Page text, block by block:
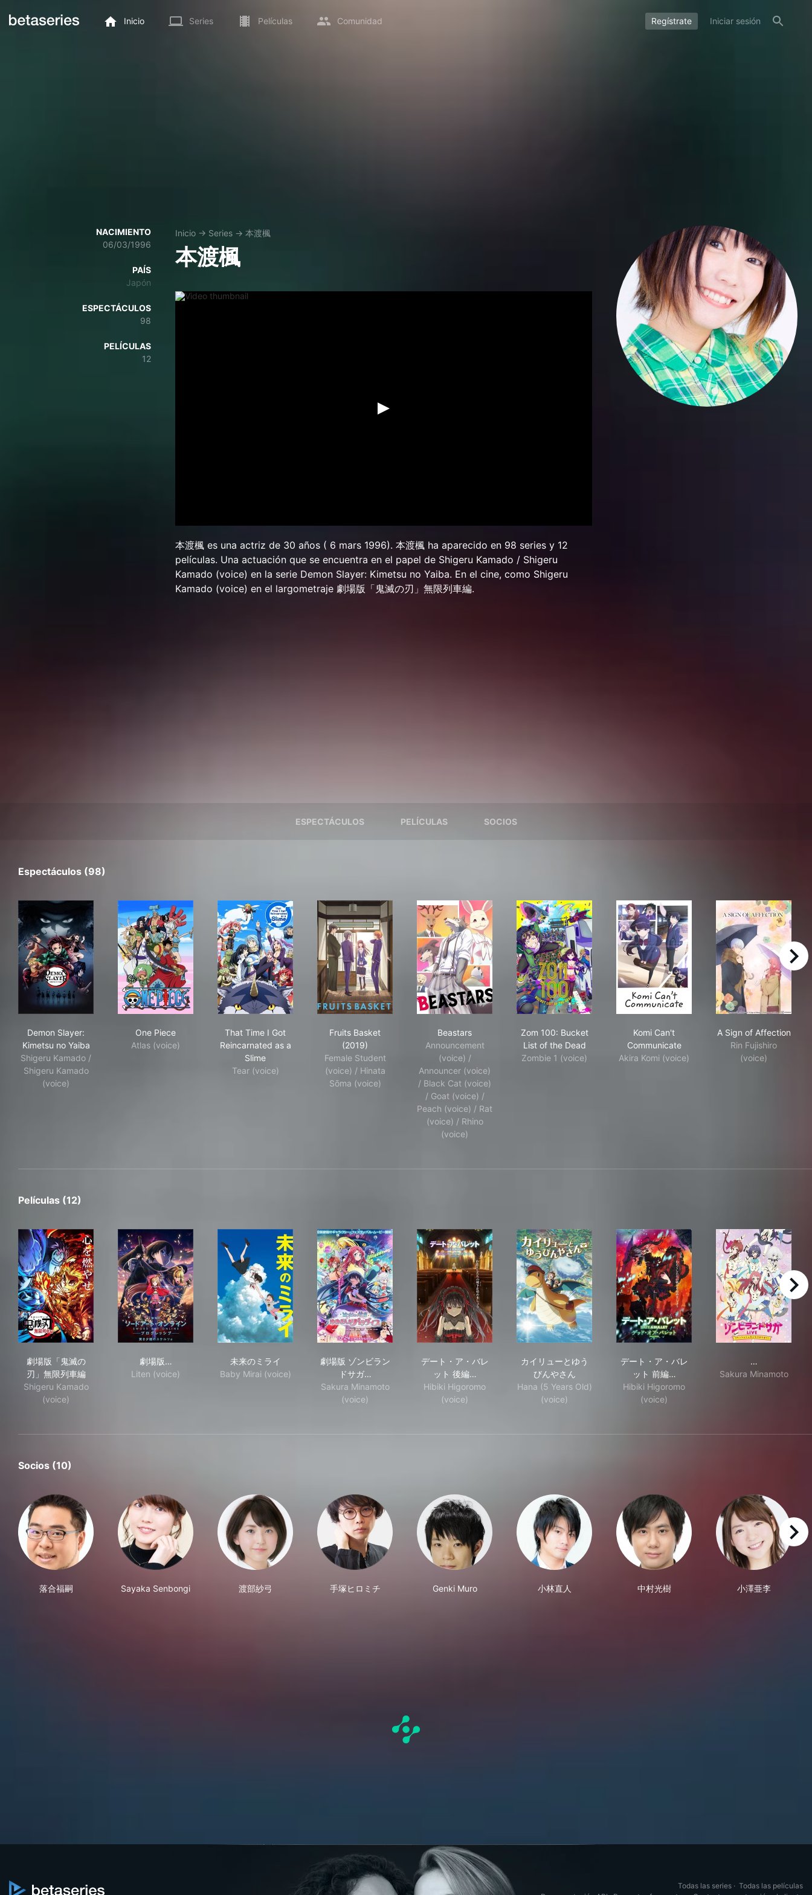
Inicio Series Películas Comunidad Regístrate Iniciar sesión
NACIMIENTO
06/03/1996
PAÍS
Japón
ESPECTÁCULOS
98
PELÍCULAS
12
Inicio → Series → 本渡楓
本渡楓
本渡楓 es una actriz de 30 años ( 6 mars 1996). 本渡楓 ha aparecido en 98 series y 12
películas. Una actuación que se encuentra en el papel de Shigeru Kamado / Shigeru
Kamado (voice) en la serie Demon Slayer: Kimetsu no Yaiba. En el cine, como Shigeru
Kamado (voice) en el largometraje 劇場版「鬼滅の刃」無限列車編.
ESPECTÁCULOS PELÍCULAS SOCIOS
Espectáculos (98)
Demon Slayer:
Kimetsu no Yaiba
Shigeru Kamado /
Shigeru Kamado
(voice)
One Piece
Atlas (voice)
That Time I Got
Reincarnated as a
Slime
Tear (voice)
Fruits Basket
(2019)
Female Student
(voice) / Hinata
Sōma (voice)
Beastars
Announcement
(voice) /
Announcer (voice)
/ Black Cat (voice)
/ Goat (voice) /
Peach (voice) / Rat
(voice) / Rhino
(voice)
Zom 100: Bucket
List of the Dead
Zombie 1 (voice)
Komi Can't
Communicate
Akira Komi (voice)
A Sign of Affection
Rin Fujishiro
(voice)
right
Películas (12)
劇場版「鬼滅の
刃」無限列車編
Shigeru Kamado
(voice)
劇場版…
Liten (voice)
未来のミライ
Baby Mirai (voice)
劇場版 ゾンビラン
ドサガ…
Sakura Minamoto
(voice)
デート・ア・バレ
ット 後編…
Hibiki Higoromo
(voice)
カイリューとゆう
びんやさん
Hana (5 Years Old)
(voice)
デート・ア・バレ
ット 前編…
Hibiki Higoromo
(voice)
…
Sakura Minamoto
right
Socios (10)
落合福嗣 Sayaka Senbongi 渡部紗弓 手塚ヒロミチ Genki Muro 小林直人 中村光樹 小澤亜李
right
Todas las series · Todas las películas